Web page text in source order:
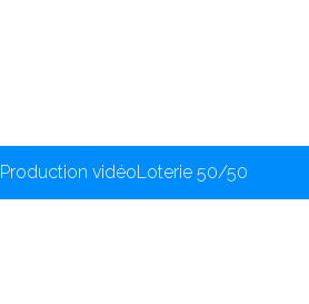
Production vidéoLoterie 50/50